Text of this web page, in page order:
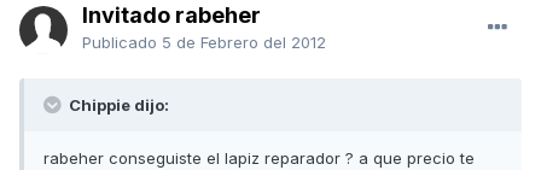
Invitado rabeher
Publicado 5 de Febrero del 2012
Chippie dijo:
rabeher conseguiste el lapiz reparador ? a que precio te